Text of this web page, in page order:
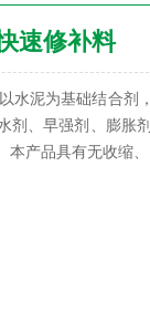
速修补料
水泥为基础结合剂
剂、早强剂、膨胀
本产品具有无收缩